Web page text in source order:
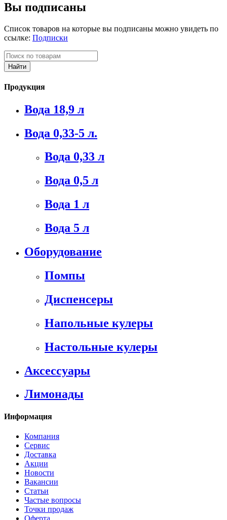
Вы подписаны
Список товаров на которые вы подписаны можно увидеть по
ссылке: Подписки
Продукция
Вода 18,9 л
Вода 0,33-5 л.
Вода 0,33 л
Вода 0,5 л
Вода 1 л
Вода 5 л
Оборудование
Помпы
Диспенсеры
Напольные кулеры
Настольные кулеры
Аксессуары
Лимонады
Информация
Компания
Сервис
Доставка
Акции
Новости
Вакансии
Статьи
Частые вопросы
Точки продаж
Оферта